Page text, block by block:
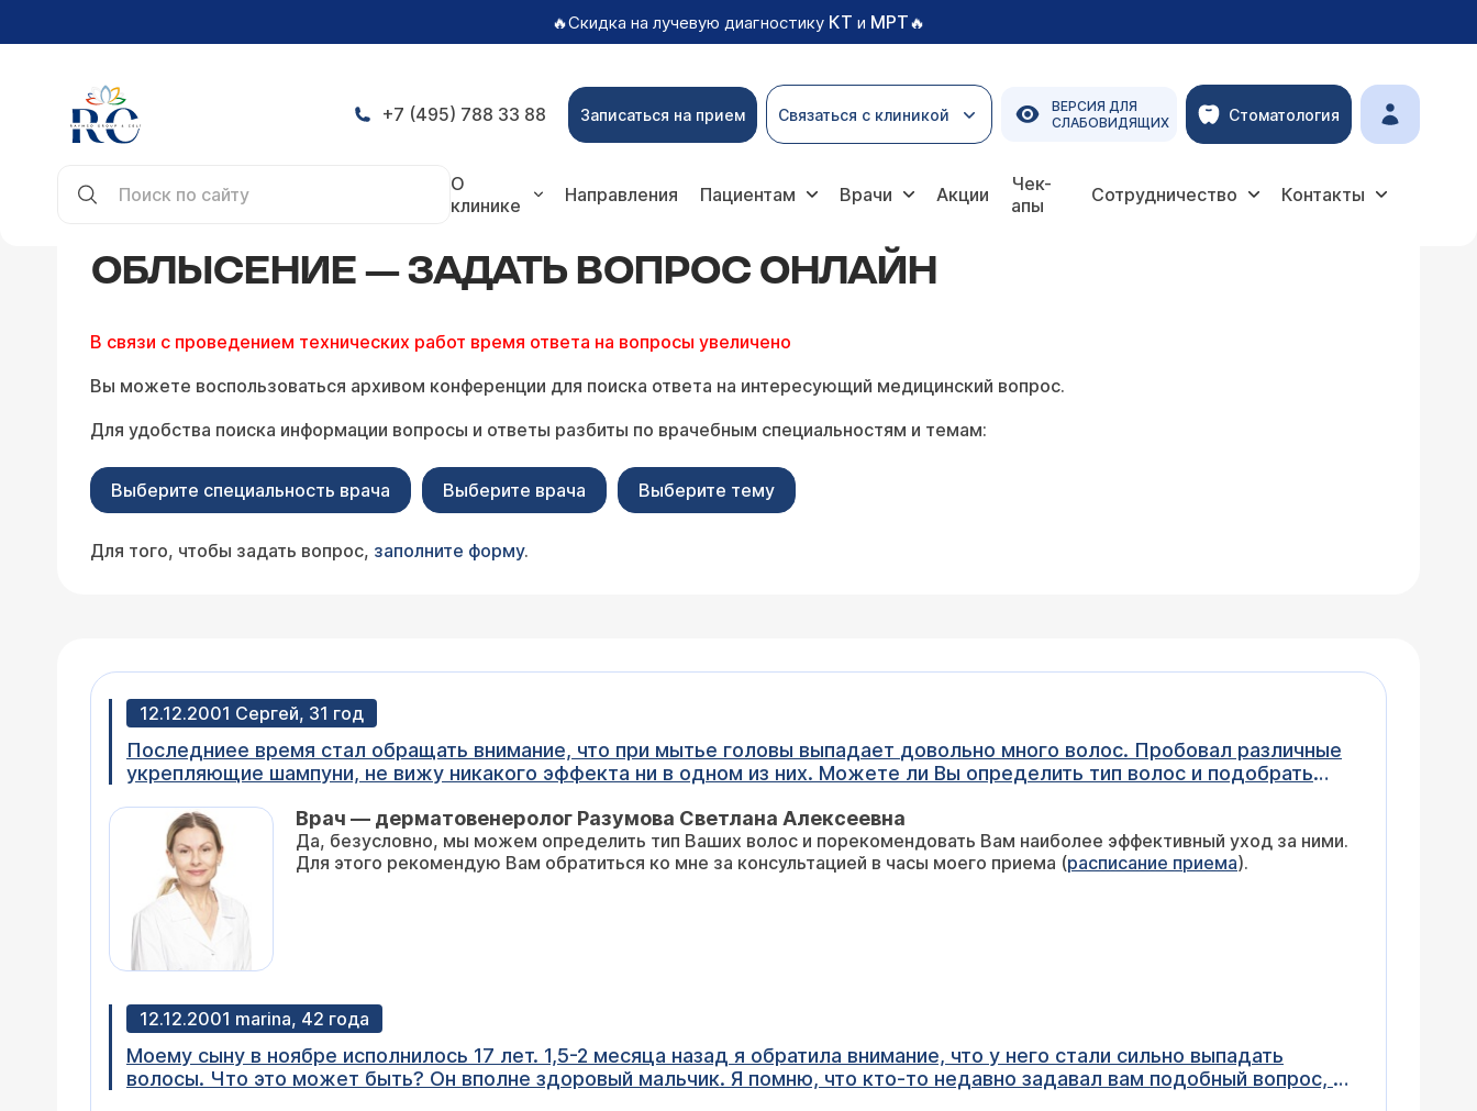
🔥Скидка на лучевую диагностику КТ и МРТ🔥
+7 (495) 788 33 88 Записаться на прием Связаться с клиникой
ВЕРСИЯ ДЛЯ
СЛАБОВИДЯЩИХ
Стоматология
О
клинике
Направления Пациентам Врачи Акции
Чек-
апы
Сотрудничество Контакты
ОБЛЫСЕНИЕ — ЗАДАТЬ ВОПРОС ОНЛАЙН
В связи с проведением технических работ время ответа на вопросы увеличено
Вы можете воспользоваться архивом конференции для поиска ответа на интересующий медицинский вопрос.
Для удобства поиска информации вопросы и ответы разбиты по врачебным специальностям и темам:
Выберите специальность врача Выберите врача Выберите тему
Для того, чтобы задать вопрос, заполните форму.
12.12.2001 Сергей, 31 год
Последниее время стал обращать внимание, что при мытье головы выпадает довольно много волос. Пробовал различные
укрепляющие шампуни, не вижу никакого эффекта ни в одном из них. Можете ли Вы определить тип волос и подобрать
Врач — дерматовенеролог Разумова Светлана Алексеевна
Да, безусловно, мы можем определить тип Ваших волос и порекомендовать Вам наиболее эффективный уход за ними.
Для этого рекомендую Вам обратиться ко мне за консультацией в часы моего приема (расписание приема).
12.12.2001 marina, 42 года
Моему сыну в ноябре исполнилось 17 лет. 1,5-2 месяца назад я обратила внимание, что у него стали сильно выпадать
волосы. Что это может быть? Он вполне здоровый мальчик. Я помню, что кто-то недавно задавал вам подобный вопрос, но